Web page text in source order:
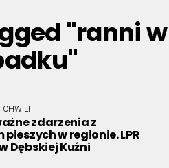
"ranni w
CHWILI
zdarzenia z
pieszych w regionie. LPR
Dębskiej Kuźni